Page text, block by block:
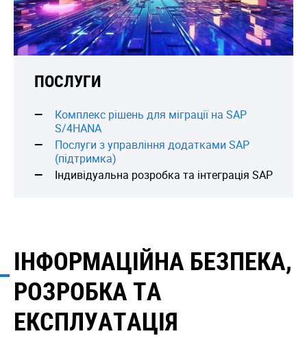
ПОСЛУГИ
Комплекс рішень для міграції на SAP
S/4HANA
Послуги з управління додатками SAP
(підтримка)
Індивідуальна розробка та інтеграція SAP
ІНФОРМАЦІЙНА БЕЗПЕКА,
РОЗРОБКА ТА
ЕКСПЛУАТАЦІЯ